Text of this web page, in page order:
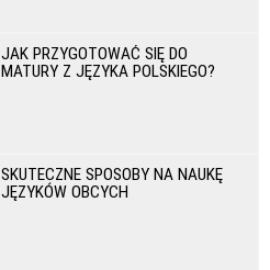
JAK PRZYGOTOWAĆ SIĘ DO
MATURY Z JĘZYKA POLSKIEGO?
SKUTECZNE SPOSOBY NA NAUKĘ
JĘZYKÓW OBCYCH